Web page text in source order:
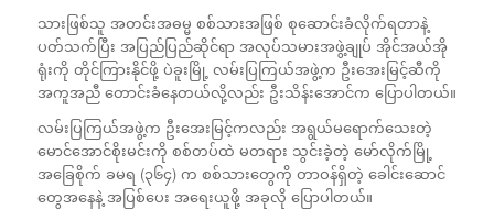
သားဖြစ်သူ အတင်းအဓမ္မ စစ်သားအဖြစ် စုဆောင်းခံလိုက်ရတာနဲ့
ပတ်သက်ပြီး အပြည်ပြည်ဆိုင်ရာ အလုပ်သမားအဖွဲ့ချုပ် အိုင်အယ်အို
ရုံးကို တိုင်ကြားနိုင်ဖို့ ပဲခူးမြို့ လမ်းပြကြယ်အဖွဲ့က ဦးအေးမြင့်ဆီကို
အကူအညီ တောင်းခံနေတယ်လို့လည်း ဦးသိန်းအောင်က ပြောပါတယ်။
လမ်းပြကြယ်အဖွဲ့က ဦးအေးမြင့်ကလည်း အရွယ်မရောက်သေးတဲ့
မောင်အောင်စိုးမင်းကို စစ်တပ်ထဲ မတရား သွင်းခဲ့တဲ့ မော်လိုက်မြို့
အခြေစိုက် ခမရ (၃၆၄) က စစ်သားတွေကို တာဝန်ရှိတဲ့ ခေါင်းဆောင်
တွေအနေနဲ့ အပြစ်ပေး အရေးယူဖို့ အခုလို ပြောပါတယ်။